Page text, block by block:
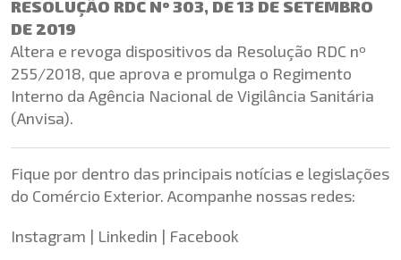
RESOLUÇÃO RDC Nº 303, DE 13 DE SETEMBRO
DE 2019
Altera e revoga dispositivos da Resolução RDC nº
255/2018, que aprova e promulga o Regimento
Interno da Agência Nacional de Vigilância Sanitária
(Anvisa).
Fique por dentro das principais notícias e legislações
do Comércio Exterior. Acompanhe nossas redes:
Instagram | Linkedin | Facebook